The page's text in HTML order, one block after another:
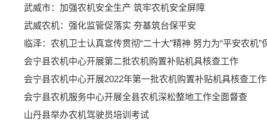
武威市：加强农机安全生产 筑牢农机安全屏障
武威农机：强化监管促落实 夯基筑台保平安
临泽：农机卫士认真宣传贯彻“二十大”精神 努力为“平安农机”
会宁县农机中心开展第二批农机购置补贴机具核查工作
会宁县农机中心开展2022年第一批农机购置补贴机具核查工作
会宁县农机服务中心开展全县农机深松整地工作全面督查
山丹县举办农机驾驶员培训考试